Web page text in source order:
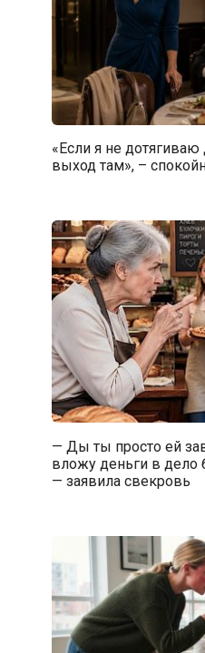
«Если я не
выход там», –
— Ды ты просто ей
вложу деньги в
— заявила свекровь